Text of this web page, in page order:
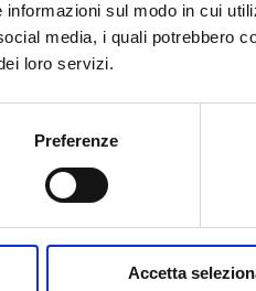
sul modo in cui
media, i quali potrebbero
loro servizi.
Preferenze
Accetta
Вам нужна